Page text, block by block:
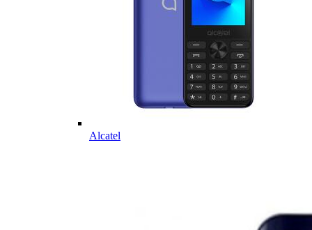
Alcatel